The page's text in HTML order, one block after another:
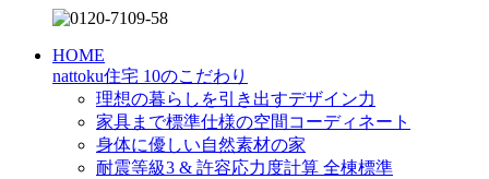
HOME
nattoku住宅 10のこだわり
理想の暮らしを引き出すデザイン力
家具まで標準仕様の空間コーディネート
身体に優しい自然素材の家
耐震等級3 & 許容応力度計算 全棟標準